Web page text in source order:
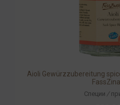
Aioli Gewürzzubereitung
Специи /